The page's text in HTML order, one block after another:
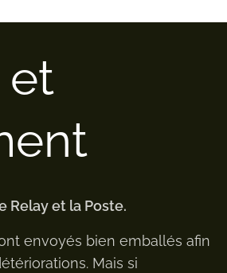
et
Relay et la Poste.
envoyés bien emballés afin
Mais si